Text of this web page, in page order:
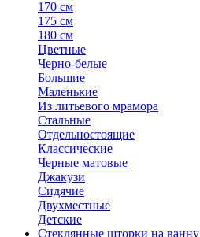
170 см
175 см
180 см
Цветные
Черно-белые
Большие
Маленькие
Из литьевого мрамора
Стальные
Отдельностоящие
Классические
Черные матовые
Джакузи
Сидячие
Двухместные
Детские
Стеклянные шторки на ванну